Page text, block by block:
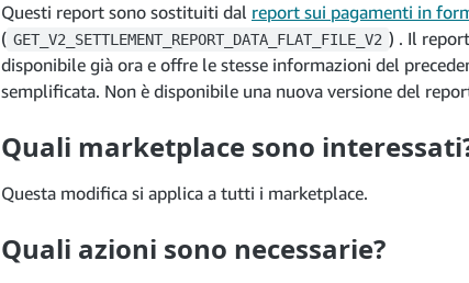
Questi report sono sostituiti dal report sui pagamenti in
( GET_V2_SETTLEMENT_REPORT_DATA_FLAT_FILE_V2 ) . Il
disponibile già ora e offre le stesse informazioni del
semplificata. Non è disponibile una nuova versione del
Quali marketplace sono
Questa modifica si applica a tutti i marketplace.
Quali azioni sono necessarie?